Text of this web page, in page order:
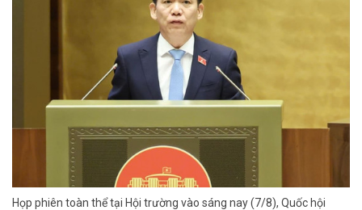
Họp phiên toàn thể tại Hội trường vào sáng nay (7/8), Quốc hội